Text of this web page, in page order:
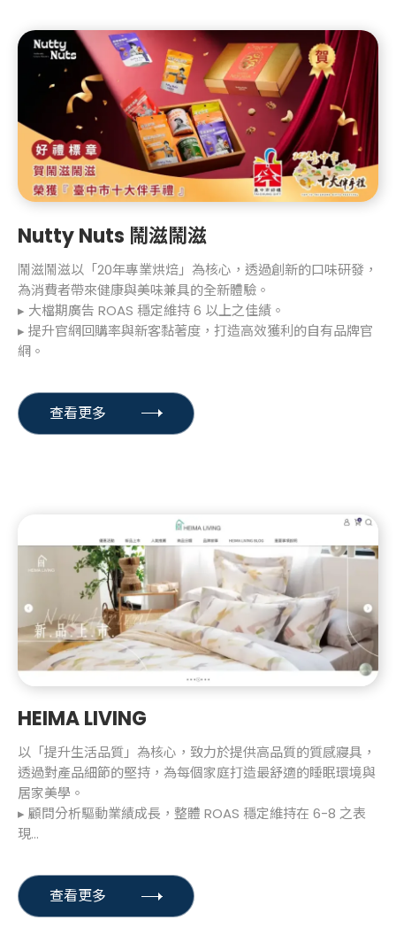
Nutty Nuts 鬧滋鬧滋
鬧滋鬧滋以「20年專業烘焙」為核心，透過創新的口味研發，
為消費者帶來健康與美味兼具的全新體驗。
▸ 大檔期廣告 ROAS 穩定維持 6 以上之佳績。
▸ 提升官網回購率與新客黏著度，打造高效獲利的自有品牌官
網。
查看更多
HEIMA LIVING
以「提升生活品質」為核心，致力於提供高品質的質感寢具，
透過對產品細節的堅持，為每個家庭打造最舒適的睡眠環境與
居家美學。
▸ 顧問分析驅動業績成長，整體 ROAS 穩定維持在 6-8 之表
現
略，成功提升網站參與度至 9 成，建立高效能的營收循環。
查看更多